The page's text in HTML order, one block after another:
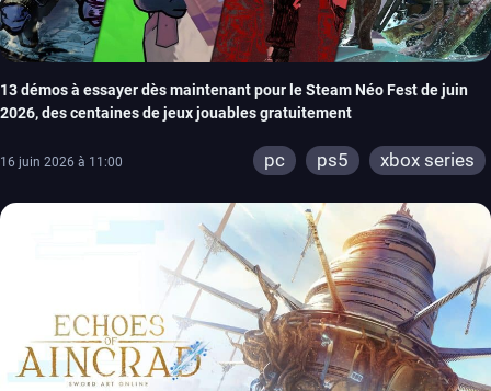
13 démos à essayer dès maintenant pour le Steam Néo Fest de juin
2026, des centaines de jeux jouables gratuitement
16 juin 2026 à 11:00 pc ps5 xbox series